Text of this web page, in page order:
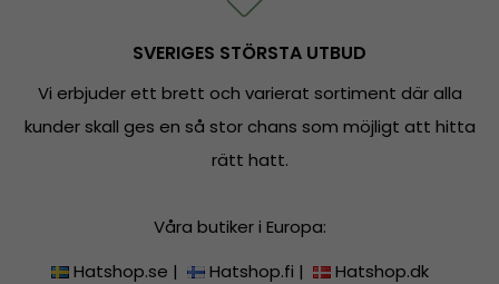
SVERIGES STÖRSTA UTBUD
Vi erbjuder ett brett och varierat sortiment där alla
kunder skall ges en så stor chans som möjligt att hitta
rätt hatt.
Våra butiker i Europa:
Hatshop.se | Hatshop.fi |
Hatshop.dk